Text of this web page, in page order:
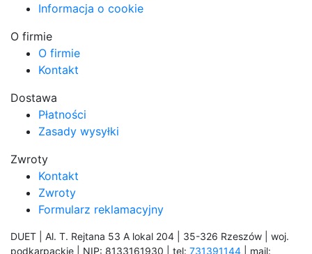
Informacja o cookie
O firmie
O firmie
Kontakt
Dostawa
Płatności
Zasady wysyłki
Zwroty
Kontakt
Zwroty
Formularz reklamacyjny
DUET | Al. T. Rejtana 53 A lokal 204 | 35-326 Rzeszów | woj.
podkarpackie | NIP: 8133161930 | tel: 731391144 | mail: